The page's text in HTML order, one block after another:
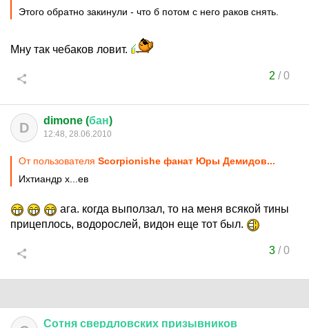
Этого обратно закинули - что б потом с него раков снять.
Мну так чебаков ловит.
2 /0
D dimone (бан)
12:48, 28.06.2010
От пользователя Scorpionishe фанат Юры Демидов...
Ихтиандр х...ев
ага. когда выползал, то на меня всякой тины
прицеплось, водорослей, видон еще тот был.
3/0
Сотня свердловских призывников